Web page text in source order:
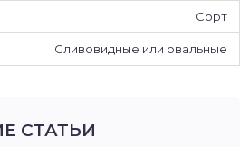
Сорт
Сливовидные или овальные
СТАТЬИ